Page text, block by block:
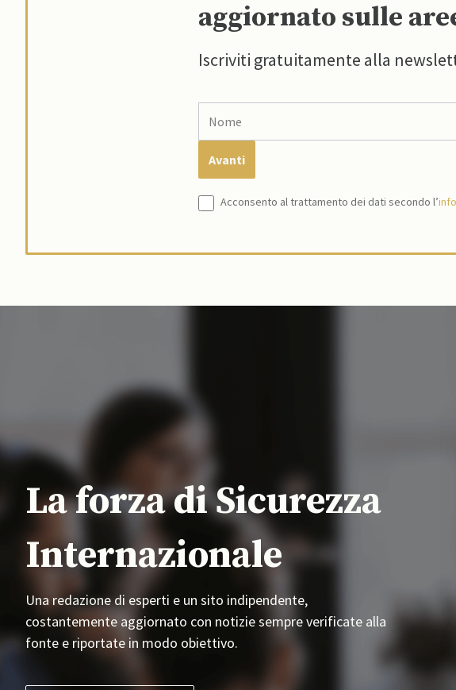
aggiornato sulle
Iscriviti gratuitamente alla
Acconsento al trattamento dei dati secondo l’
La forza di Sicurezza
Internazionale
Una redazione di esperti e un sito indipendente,
costantemente aggiornato con notizie sempre verificate alla
fonte e riportate in modo obiettivo.